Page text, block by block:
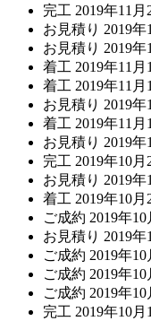
完工 2019年11月
お見積り 2019年
お見積り 2019年
着工 2019年11月
着工 2019年11月
お見積り 2019年
着工 2019年11月
お見積り 2019年
完工 2019年10月
お見積り 2019年
着工 2019年10月
ご成約 2019年10
お見積り 2019年
ご成約 2019年10
ご成約 2019年10
ご成約 2019年10
完工 2019年10月